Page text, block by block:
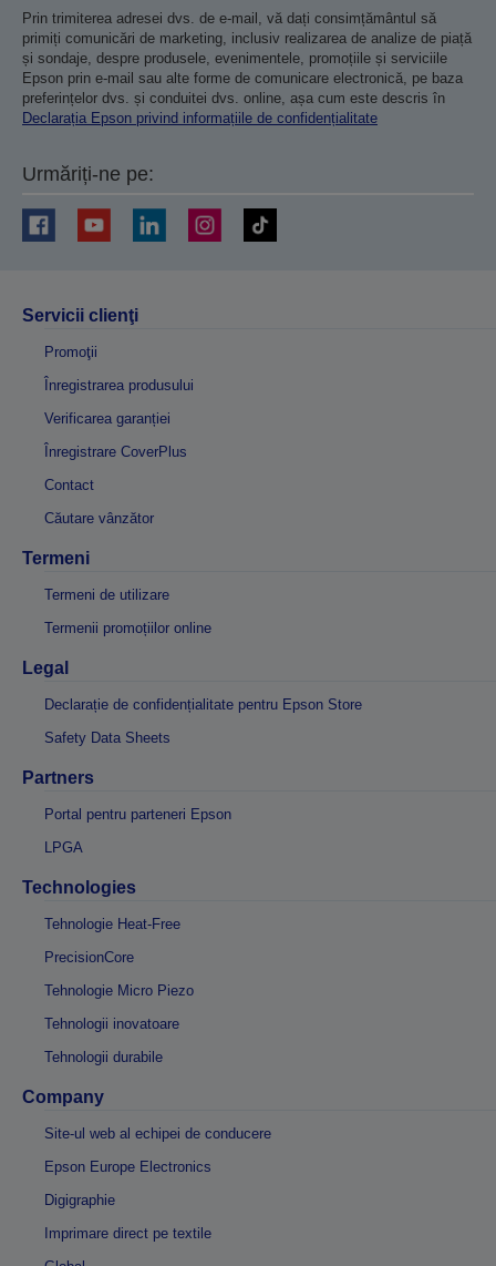
Prin trimiterea adresei dvs. de e-mail, vă dați consimțământul să
primiți comunicări de marketing, inclusiv realizarea de analize de piață
și sondaje, despre produsele, evenimentele, promoțiile și serviciile
Epson prin e-mail sau alte forme de comunicare electronică, pe baza
preferințelor dvs. și conduitei dvs. online, așa cum este descris în
Declarația Epson privind informațiile de confidențialitate
Urmăriți-ne pe:
Servicii clienţi
Promoţii
Înregistrarea produsului
Verificarea garanției
Înregistrare CoverPlus
Contact
Căutare vânzător
Termeni
Termeni de utilizare
Termenii promoțiilor online
Legal
Declarație de confidențialitate pentru Epson Store
Safety Data Sheets
Partners
Portal pentru parteneri Epson
LPGA
Technologies
Tehnologie Heat-Free
PrecisionCore
Tehnologie Micro Piezo
Tehnologii inovatoare
Tehnologii durabile
Company
Site-ul web al echipei de conducere
Epson Europe Electronics
Digigraphie
Imprimare direct pe textile